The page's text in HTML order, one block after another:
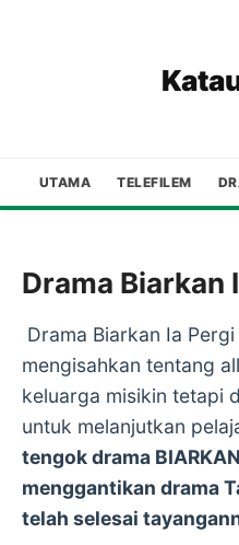
UTAMA TELEFILEM
Drama Biarkan
Drama Biarkan Ia
mengisahkan tentang
keluarga misikin tetapi
untuk melanjutkan
tengok drama
menggantikan drama
telah selesai